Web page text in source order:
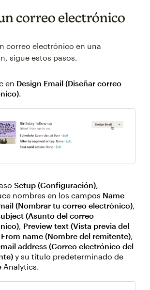
correo electrónico
correo electrónico en una
sigue estos pasos.
en Design Email (Diseñar correo
.
Setup (Configuración)
nombres en los campos Name
(Nombrar tu correo electrónico)
(Asunto del correo
Preview text (Vista previa del
From name (Nombre del remitente)
address (Correo electrónico del
y su título predeterminado de
Analytics.